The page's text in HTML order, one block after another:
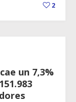
2
un 7,3%